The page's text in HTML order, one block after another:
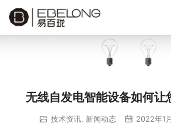
无线自发电智能设备如何让
技术资讯, 新闻动态 2022年1